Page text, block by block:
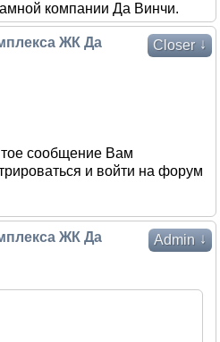
компании Да Винчи.
Closer ↓
ЖК Да
сообщение Вам
и войти на форум
Admin ↓
ЖК Да